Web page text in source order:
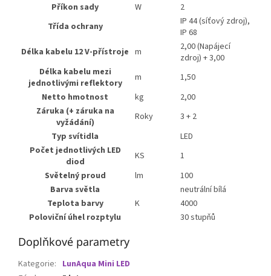
Příkon sady W
2
Třída ochrany
IP 44 (síťový zdroj),
IP 68
Délka kabelu 12 V-přístroje m
2,00 (Napájecí
zdroj) + 3,00
Délka kabelu mezi
jednotlivými reflektory
m
1,50
Netto hmotnost
kg
2,00
Záruka (+ záruka na
vyžádání)
Roky
3 + 2
Typ svítidla
LED
Počet jednotlivých LED
diod
KS
1
Světelný proud
lm
100
Barva světla
neutrální bílá
Teplota barvy
K
4000
Poloviční úhel rozptylu
30 stupňů
Doplňkové parametry
Kategorie: LunAqua Mini LED